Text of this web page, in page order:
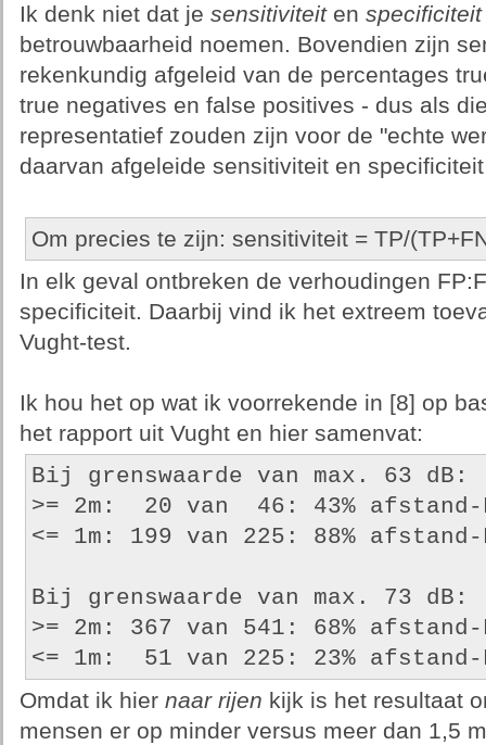
Ik denk niet dat je sensitiviteiten specificiteit
betrouwbaarheid noemen. Bovendien zijn
rekenkundig afgeleid van de percentages
true negatives en false positives - dus als
representatief zouden zijn voor de "echte
daarvan afgeleide sensitiviteit en
Om precies te zijn: sensitiviteit = TP/
In elk geval ontbreken de verhoudingen
specificiteit. Daarbij vind ik het extreem
Vught-test.
Ik hou het op wat ik voorrekende in [8] op
het rapport uit Vught en hier samenvat:
Bij grenswaarde van max. 63 dB:
>= 2m:  20 van  46: 43%
<= 1m: 199 van 225: 88%
Bij grenswaarde van max. 73 dB:
>= 2m: 367 van 541: 68%
<= 1m:  51 van 225: 23% afstand-
Omdat ik hier naar rijen kijk is het resultaat
mensen er op minder versus meer dan 1,5